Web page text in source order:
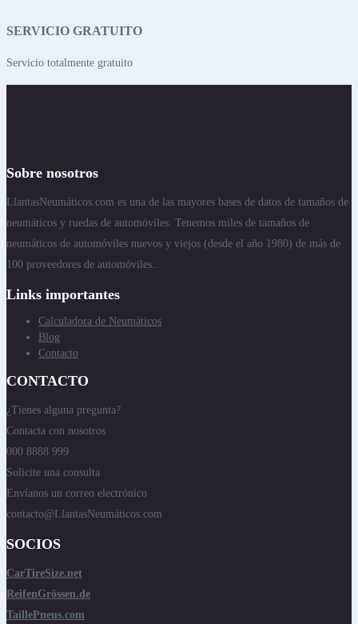
SERVICIO GRATUITO
Servicio totalmente gratuito
Sobre nosotros
LlantasNeumáticos.com es una de las mayores bases de datos de tamaños de
neumáticos y ruedas de automóviles. Tenemos miles de tamaños de
neumáticos de automóviles nuevos y viejos (desde el año 1980) de más de
100 proveedores de automóviles..
Links importantes
Calculadora de Neumáticos
Blog
Contacto
CONTACTO
¿Tienes alguna pregunta?
Contacta con nosotros
000 8888 999
Solicite una consulta
Envíanos un correo electrónico
contacto@LlantasNeumáticos.com
SOCIOS
CarTireSize.net
ReifenGrössen.de
TaillePneus.com